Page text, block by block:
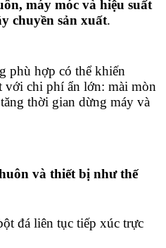
máy móc và hiệu suất
chuyền sản xuất.
phù hợp có thể khiến
với chi phí ẩn lớn: mài mòn
thời gian dừng máy và
và thiết bị như thế
đá liên tục tiếp xúc trực